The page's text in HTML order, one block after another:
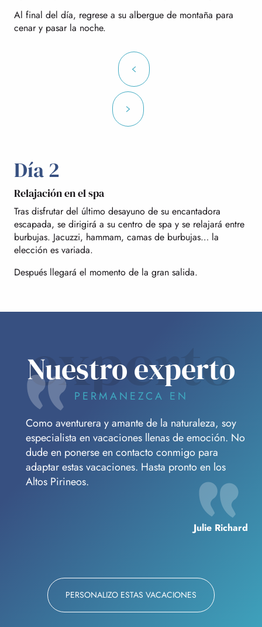
Al final del día, regrese a su albergue de montaña para
cenar y pasar la noche.
Día 2
Relajación en el spa
Tras disfrutar del último desayuno de su encantadora
escapada, se dirigirá a su centro de spa y se relajará entre
burbujas. Jacuzzi, hammam, camas de burbujas… la
elección es variada.
Después llegará el momento de la gran salida.
experto
Nuestro experto
PERMANEZCA EN
Como aventurera y amante de la naturaleza, soy
especialista en vacaciones llenas de emoción. No
dude en ponerse en contacto conmigo para
adaptar estas vacaciones. Hasta pronto en los
Altos Pirineos.
Julie Richard
PERSONALIZO ESTAS VACACIONES